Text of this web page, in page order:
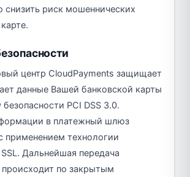
снизить риск мошеннических
центр CloudPayments защищает
данные Вашей банковской карты
безопасности PCI DSS 3.0.
в платежный шлюз
применением технологии
Дальнейшая передача
по закрытым